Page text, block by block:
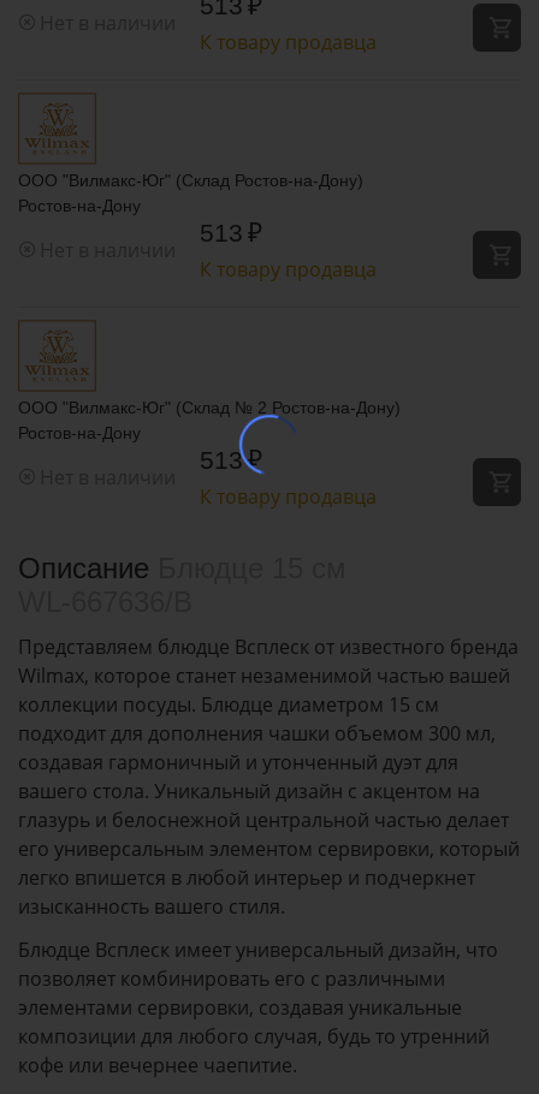
513 ₽
К товару продавца
ООО "Вилмакс-Юг" (Склад Ростов-на-Дону)
Ростов-на-Дону
513 ₽
К товару продавца
ООО "Вилмакс-Юг" (Склад № 2 Ростов-на-Дону)
Ростов-на-Дону
513₽
К товару продавца
Описание
Представляем блюдце Всплеск от известного бренда
Wilmax, которое станет незаменимой частью вашей
коллекции посуды. Блюдце диаметром 15 см
подходит для дополнения чашки объемом 300 мл,
создавая гармоничный и утонченный дуэт для
вашего стола. Уникальный дизайн с акцентом на
глазурь и белоснежной центральной частью делает
его универсальным элементом сервировки, который
легко впишется в любой интерьер и подчеркнет
изысканность вашего стиля.
Блюдце Всплеск имеет универсальный дизайн, что
позволяет комбинировать его с различными
элементами сервировки, создавая уникальные
композиции для любого случая, будь то утренний
кофе или вечернее чаепитие.